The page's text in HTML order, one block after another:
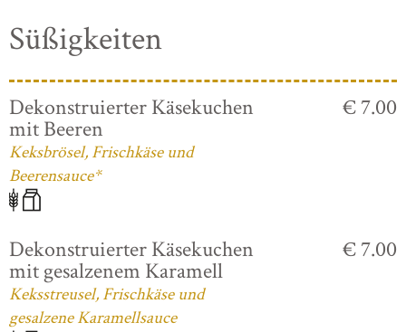
Süßigkeiten
Dekonstruierter Käsekuchen
mit Beeren
Keksbrösel, Frischkäse und
Beerensauce*
€ 7.00
Dekonstruierter Käsekuchen
mit gesalzenem Karamell
Keksstreusel, Frischkäse und
gesalzene Karamellsauce
€ 7.00